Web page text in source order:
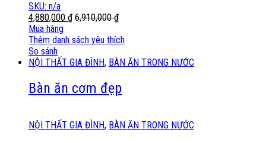
SKU: n/a
4,880,000 ₫ 6,910,000₫
Mua hàng
Thêm danh sách yêu thích
So sánh
NỘI THẤT GIA ĐÌNH, BÀN ĂN TRONG NƯỚC
Bàn ăn cơm đẹp
NỘI THẤT GIA ĐÌNH, BÀN ĂN TRONG NƯỚC